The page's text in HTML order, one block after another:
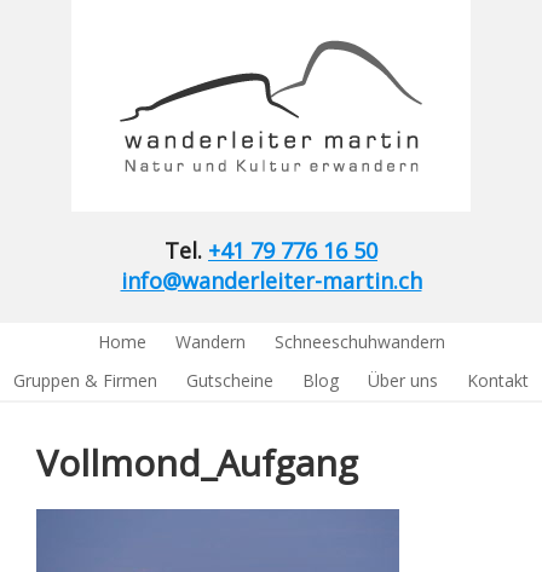
Tel. +41 79 776 16 50
info@wanderleiter-martin.ch
Home Wandern
Schneeschuhwandern
Gruppen & Firmen
Gutscheine Blog Über uns Kontakt
Vollmond_Aufgang